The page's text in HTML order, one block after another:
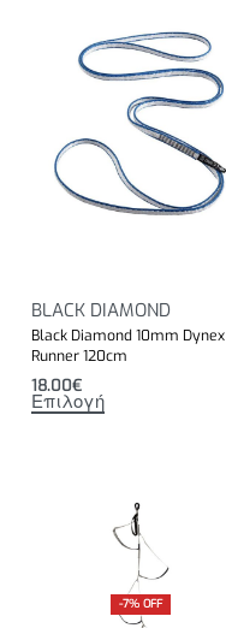
BLACK DIAMOND
Black Diamond 10mm Dynex
Runner 120cm
18.00€
Επιλογή
-7% OFF